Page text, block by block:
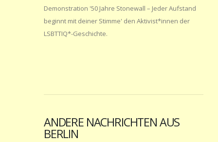
Demonstration '50 Jahre Stonewall – Jeder Aufstand
beginnt mit deiner Stimme' den Aktivist*innen der
LSBTTIQ*-Geschichte.
ANDERE NACHRICHTEN AUS
BERLIN